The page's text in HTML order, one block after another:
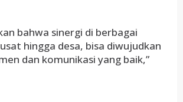
bahwa sinergi di berbagai
hingga desa, bisa diwujudkan
dan komunikasi yang baik,”